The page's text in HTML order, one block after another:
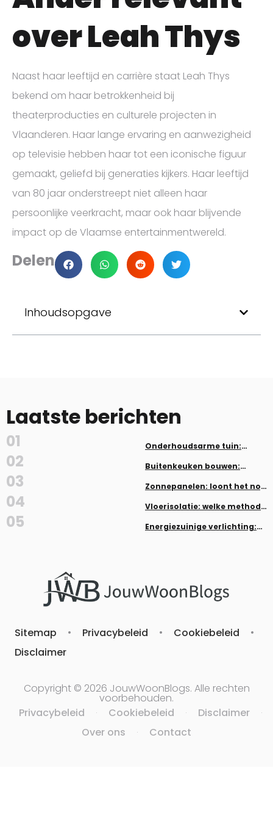
over Leah Thys
Naast haar leeftijd en carrière staat Leah Thys
bekend om haar betrokkenheid bij
theaterproducties en culturele projecten in
Vlaanderen. Haar lange ervaring en aanwezigheid
op televisie hebben haar tot een iconische figuur
gemaakt, geliefd bij generaties kijkers. Haar leeftijd
van 80 jaar onderstreept niet alleen haar
persoonlijke veerkracht, maar ook haar blijvende
impact op de Vlaamse entertainmentwereld.
Delen
Inhoudsopgave
Laatste berichten
01
Onderhoudsarme tuin:
werk
02
Buitenkeuken bouwen:
03
Zonnepanelen: loont het nog
04
Vloerisolatie: welke methode
05
Energiezuinige verlichting:
Sitemap • Privacybeleid • Cookiebeleid
•
Disclaimer
Copyright © 2026 JouwWoonBlogs. Alle rechten
voorbehouden.
Privacybeleid
· Cookiebeleid · Disclaimer ·
Over ons · Contact